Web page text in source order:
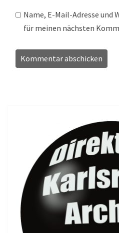
Name, E-Mail-Adresse und
für meinen nächsten